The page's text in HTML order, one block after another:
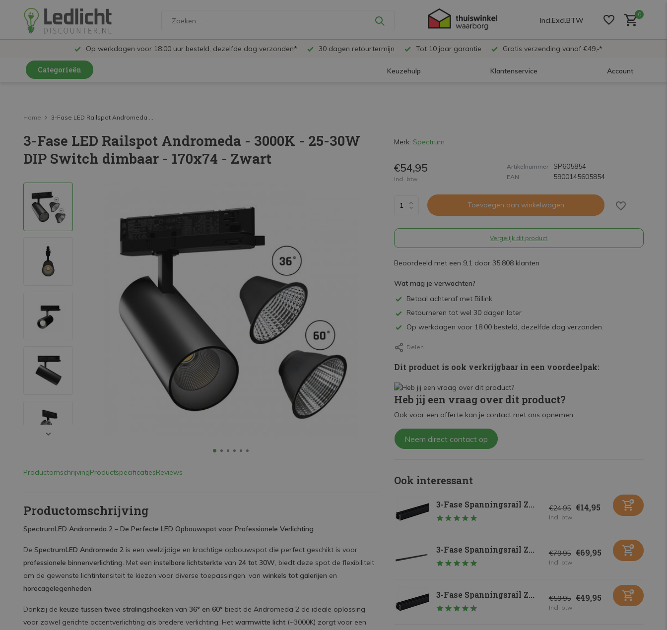
Incl.Excl.BTW
0
Op werkdagen voor 18:00 uur besteld, dezelfde dag verzonden* 30 dagen retourtermijn Tot 10 jaar garantie Gratis verzending vanaf €49,-*
Categorieën Keuzehulp Klantenservice Account
LED Railspots
LED Panelen
LED TL
LED High Bay lampen
LED Buitenverlichting
Mega Sale
Home 3-Fase LED Railspot Andromeda ...
3-Fase LED Railspot Andromeda - 3000K - 25-30W
DIP Switch dimbaar - 170x74 - Zwart
ProductomschrijvingProductspecificatiesReviews
Productomschrijving
SpectrumLED Andromeda 2 – De Perfecte LED Opbouwspot voor Professionele Verlichting
De SpectrumLED Andromeda 2 is een veelzijdige en krachtige opbouwspot die perfect geschikt is voor
professionele binnenverlichting. Met een instelbare lichtsterkte van 24 tot 30W, biedt deze spot de flexibiliteit
om de gewenste lichtintensiteit te kiezen voor diverse toepassingen, van winkels tot galerijen en
horecagelegenheden.
Dankzij de keuze tussen twee stralingshoeken van 36° en 60° biedt de Andromeda 2 de ideale oplossing
voor zowel gerichte accentverlichting als bredere verlichting. Het warmwitte licht (~3000K) zorgt voor een
Merk: Spectrum
€54,95
Incl. btw
Artikelnummer SP605854
EAN 5900145605854
Toevoegen aan winkelwagen
Vergelijk dit product
Beoordeeld met een 9,1 door 35.808 klanten
Wat mag je verwachten?
Betaal achteraf met Billink
Retourneren tot wel 30 dagen later
Op werkdagen voor 18:00 besteld, dezelfde dag verzonden.
Delen
Dit product is ook verkrijgbaar in een voordeelpak:
Heb jij een vraag over dit product?
Ook voor een offerte kan je contact met ons opnemen.
Neem direct contact op
Ook interessant
3-Fase Spanningsrail Z... €24,95 €14,95
Incl. btw
3-Fase Spanningsrail Z... €79,95 €69,95
Incl. btw
3-Fase Spanningsrail Z... €59,95 €49,95
Incl. btw